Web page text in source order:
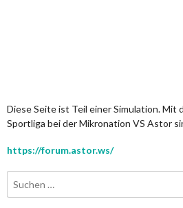
Diese Seite ist Teil einer Simulation. Mit
Sportliga bei der Mikronation VS Astor
https://forum.astor.ws/